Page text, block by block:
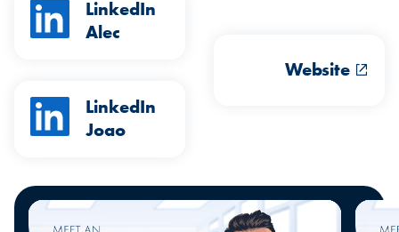
LinkedIn
Alec
LinkedIn
Joao
Website